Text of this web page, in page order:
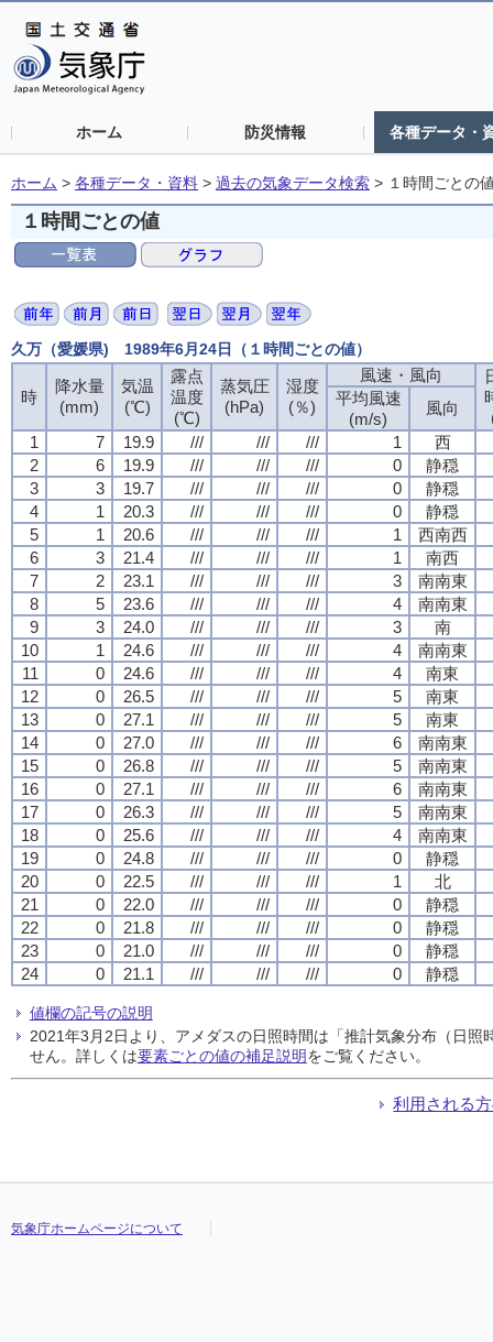
ホーム 防災情報 各種データ・
ホーム > 各種データ・資料 > 過去の気象データ検索 > １時間ごとの
１時間ごとの値
久万（愛媛県) 1989年6月24日（１時間ごとの値）
時
降水量
(mm)
気温
(℃)
露点
温度
(℃)
蒸気圧
(hPa)
湿度
(％)
風速・風向
平均風速
(m/s)
風向
1
7 19.9 /// /// /// 1
西
2
6 19.9 /// /// /// 0
静穏
3
3 19.7 /// /// /// 0
静穏
4
1 20.3 /// /// /// 0
静穏
5
1 20.6 /// /// /// 1
西南西
6
3 21.4 /// /// /// 1
南西
7
2 23.1 /// /// /// 3
南南東
8
5 23.6 /// /// /// 4
南南東
9
3 24.0 /// /// /// 3
南
10
1 24.6 /// /// /// 4
南南東
11
0 24.6 /// /// /// 4
南東
12
0 26.5 /// /// /// 5
南東
13
0 27.1 /// /// /// 5
南東
14
0 27.0 /// /// /// 6
南南東
15
0 26.8 /// /// /// 5
南南東
16
0 27.1 /// /// /// 6
南南東
17
0 26.3 /// /// /// 5
南南東
18
0 25.6 /// /// /// 4
南南東
19
0 24.8 /// /// /// 0
静穏
20
0 22.5 /// /// /// 1
北
21
0 22.0 /// /// /// 0
静穏
22
0 21.8 /// /// /// 0
静穏
23
0 21.0 /// /// /// 0
静穏
24
0 21.1 /// /// /// 0 静穏
値欄の記号の説明
2021年3月2日より、アメダスの日照時間は「推計気象分布（日
せん。詳しくは要素ごとの値の補足説明をご覧ください。
利用される
気象庁ホームページについて